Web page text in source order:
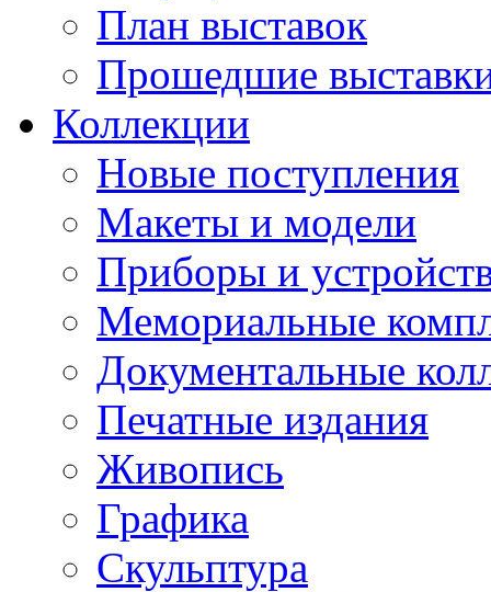
План выставок
Прошедшие
Коллекции
Новые поступления
Макеты и модели
Приборы и
Мемориальные
Документальные
Печатные издания
Живопись
Графика
Скульптура